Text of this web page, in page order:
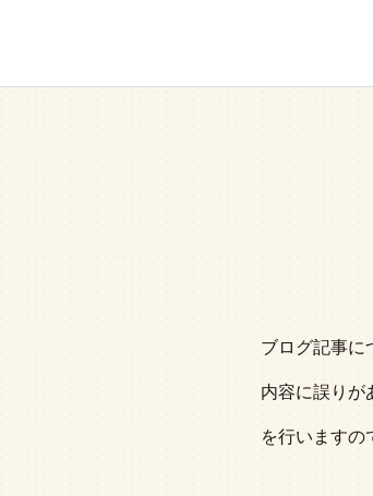
ブログ記事に
内容に誤りが
を行いますの